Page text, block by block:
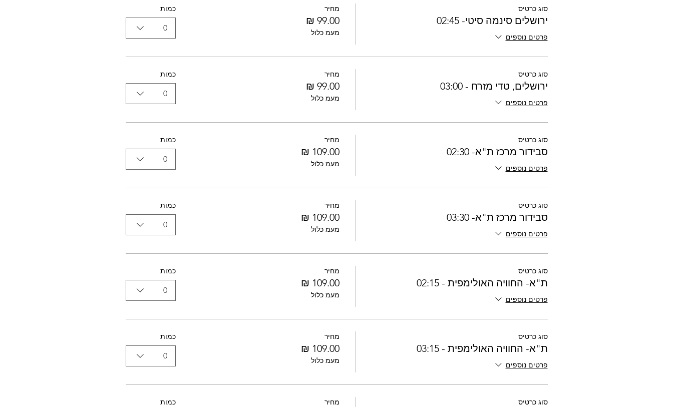
סוג כרטיס
ירושלים סינמה סיטי- 02:45
פרטים נוספים
מחיר
מעמ כלול
כמות
0
סוג כרטיס
ירושלים, טדי מזרח - 03:00
פרטים נוספים
מחיר
מעמ כלול
כמות
0
סוג כרטיס
סבידור מרכז ת"א- 02:30
פרטים נוספים
מחיר
מעמ כלול
כמות
0
סוג כרטיס
סבידור מרכז ת"א- 03:30
פרטים נוספים
מחיר
מעמ כלול
כמות
0
סוג כרטיס
ת"א- החוויה האולימפית - 02:15
פרטים נוספים
מחיר
מעמ כלול
כמות
0
סוג כרטיס
ת"א- החוויה האולימפית - 03:15
פרטים נוספים
מחיר
מעמ כלול
כמות
0
סוג כרטיס מחיר כמות